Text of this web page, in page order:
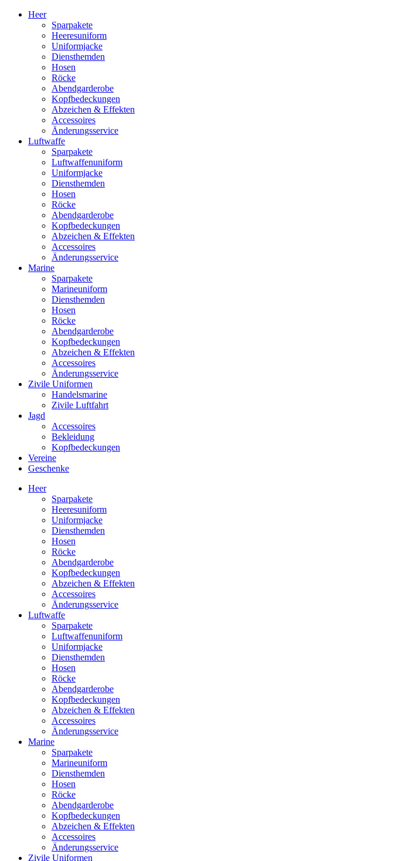
Heer
Sparpakete
Heeresuniform
Uniformjacke
Diensthemden
Hosen
Röcke
Abendgarderobe
Kopfbedeckungen
Abzeichen & Effekten
Accessoires
Änderungsservice
Luftwaffe
Sparpakete
Luftwaffenuniform
Uniformjacke
Diensthemden
Hosen
Röcke
Abendgarderobe
Kopfbedeckungen
Abzeichen & Effekten
Accessoires
Änderungsservice
Marine
Sparpakete
Marineuniform
Diensthemden
Hosen
Röcke
Abendgarderobe
Kopfbedeckungen
Abzeichen & Effekten
Accessoires
Änderungsservice
Zivile Uniformen
Handelsmarine
Zivile Luftfahrt
Jagd
Accessoires
Bekleidung
Kopfbedeckungen
Vereine
Geschenke
Heer
Sparpakete
Heeresuniform
Uniformjacke
Diensthemden
Hosen
Röcke
Abendgarderobe
Kopfbedeckungen
Abzeichen & Effekten
Accessoires
Änderungsservice
Luftwaffe
Sparpakete
Luftwaffenuniform
Uniformjacke
Diensthemden
Hosen
Röcke
Abendgarderobe
Kopfbedeckungen
Abzeichen & Effekten
Accessoires
Änderungsservice
Marine
Sparpakete
Marineuniform
Diensthemden
Hosen
Röcke
Abendgarderobe
Kopfbedeckungen
Abzeichen & Effekten
Accessoires
Änderungsservice
Zivile Uniformen